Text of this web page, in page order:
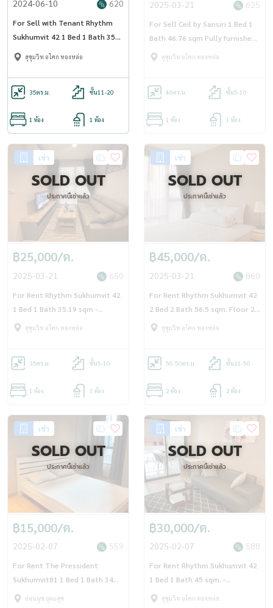
2024-06-10 620
For Sell with Tenant Rhythm
Sukhumvit 42 1 Bed 1 Bath 35
sqm. - OJ_069_RT42
สุขุมวิท อโศก ทองหล่อ
35ตร.ม. ชั้น11-20
1 ห้อง 1 ห้อง
2025-03-21 625
For Sell Ceil by Sansiri 1 Bed 1
Bath 46.76 sqm Fully furnished -
OJ_060_CEIL
สุขุมวิท อโศก ทองหล่อ
46ตร.ม. ชั้น5-10
1 ห้อง 1 ห้อง
เช่า
SOLD OUT
ประกาศนี้เช่าแล้ว
฿25,000/ด.
2025-03-21 650
For Rent Rhythm Sukhumvit 42
1 Bed 1 Bath 35.19 sqm -
OJ_071_RT42
สุขุมวิท อโศก ทองหล่อ
35ตร.ม. ชั้น5-10
1 ห้อง 1 ห้อง
เช่า
SOLD OUT
ประกาศนี้เช่าแล้ว
฿45,000/ด.
2025-03-21 860
For Rent Rhythm Sukhumvit 42
2 Bed 2 Bath 56.5 sqm. Floor 21
- OJ_179_RT42
สุขุมวิท อโศก ทองหล่อ
56.50ตร.ม. ชั้น21-50
2 ห้อง 2 ห้อง
เช่า
SOLD OUT
ประกาศนี้เช่าแล้ว
฿15,000/ด.
2025-02-07 559
For Rent The Pressident
Sukhumvit81 1 Bed 1 Bath 34
sqm Floor 3 - OJ_167_TP81
อ่อนนุช อุดมสุข
เช่า
SOLD OUT
ประกาศนี้เช่าแล้ว
฿30,000/ด.
2025-02-07 588
For Rent Rhythm Sukhumvit 42
1 Bed 1 Bath 45 sqm. -
OJ_173_RT42
สุขุมวิท อโศก ทองหล่อ